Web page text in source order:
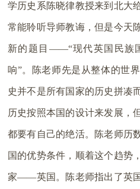
学历史系陈晓律教授来到北大
常能聆听导师教诲，但是今天
新的题目——“现代英国民族
响”。陈老师先是从整体的世
史并不是所有国家的历史拼凑
历史按照本国的设计来发展，
都要有自己的绝活。陈老师历
国的优势条件，顺着这个趋势
家——英国。陈老师指出了英